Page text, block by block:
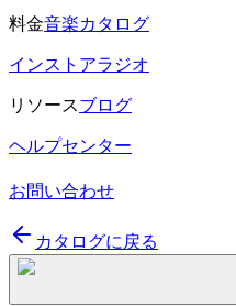
料金音楽カタログ
インストアラジオ
リソースブログ
ヘルプセンター
お問い合わせ
カタログに戻る